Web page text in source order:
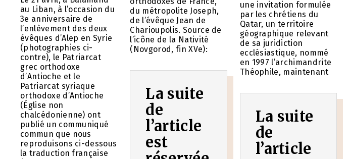
au Liban, à l’occasion du
3e anniversaire de
l’enlèvement des deux
évêques d’Alep en Syrie
(photographies ci-
contre), le Patriarcat
grec orthodoxe
d’Antioche et le
Patriarcat syriaque
orthodoxe d’Antioche
(Église non
chalcédonienne) ont
publié un communiqué
commun que nous
reproduisons ci-dessous
la traduction française
du métropolite Joseph,
de l’évêque Jean de
Charioupolis. Source de
l’icône de la Nativité
(Novgorod, fin XVe):
La suite
de
l’article
est
une invitation formulée
par les chrétiens du
Qatar, un territoire
géographique relevant
de sa juridiction
ecclésiastique, nommé
en 1997 l’archimandrite
Théophile, maintenant
La suite
de
l’article